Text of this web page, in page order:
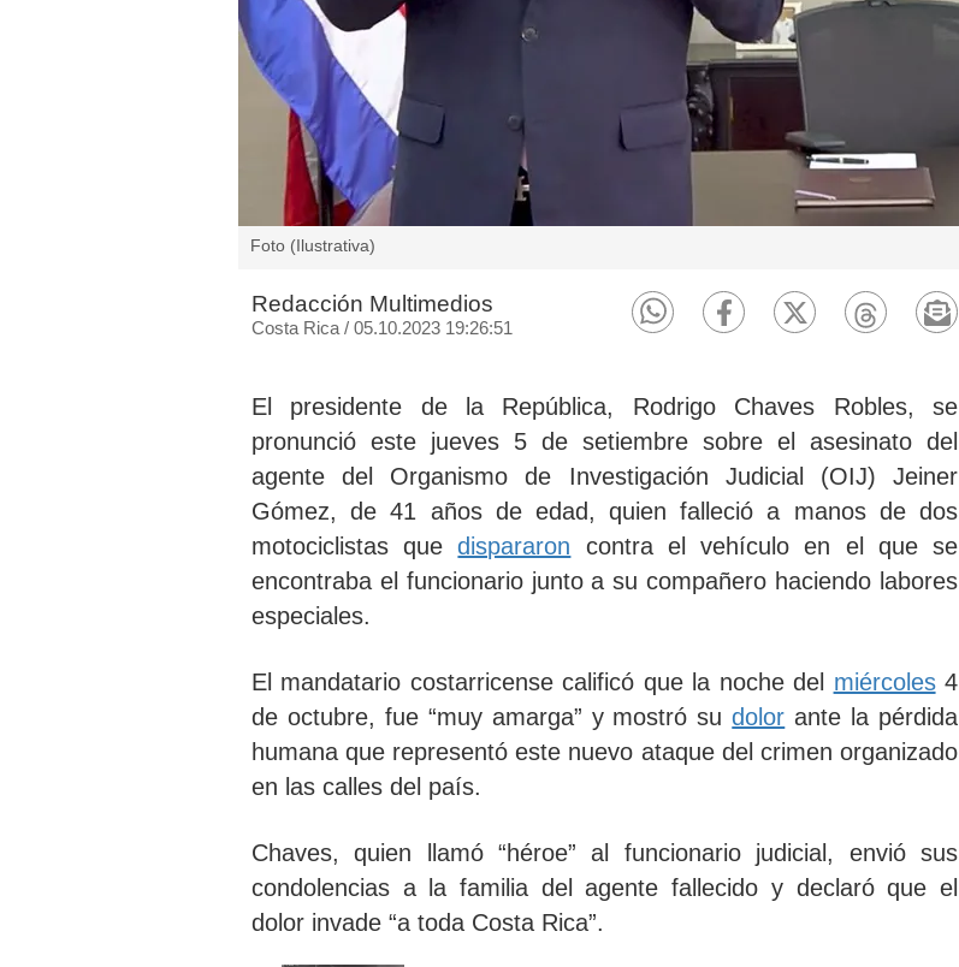
Foto (Ilustrativa)
Redacción Multimedios
Costa Rica/ 05.10.2023 19:26:51
El presidente de la República, Rodrigo Chaves Robles, se
pronunció este jueves 5 de setiembre sobre el asesinato del
agente del Organismo de Investigación Judicial (OIJ) Jeiner
Gómez, de 41 años de edad, quien falleció a manos de dos
motociclistas quedispararon contra el vehículo en el que se
encontraba el funcionario junto a su compañero haciendo labores
especiales.
El mandatario costarricense calificó que la noche del miércoles4
de octubre, fue “muy amarga” y mostró sudolor ante la pérdida
humana que representó este nuevo ataque del crimen organizado
en las calles del país.
Chaves, quien llamó “héroe” al funcionario judicial, envió sus
condolencias a la familia del agente fallecido y declaró que el
dolor invade “a toda Costa Rica”.